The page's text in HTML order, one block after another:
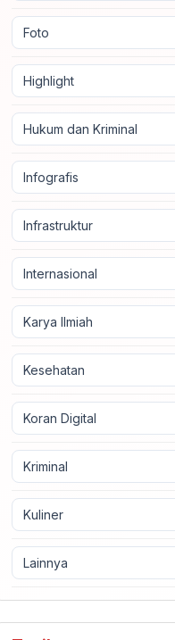
Foto
Highlight
Hukum dan Kriminal
Infografis
Infrastruktur
Internasional
Karya Ilmiah
Kesehatan
Koran Digital
Kriminal
Kuliner
Lainnya